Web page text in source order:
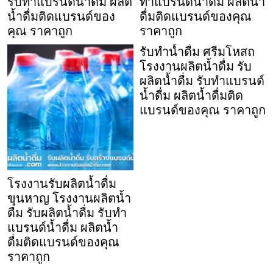
น้ำดื่มติดแบรนด์ของ
คุณ ราคาถูก
ดื่มติดแบรนด์ของคุณ
ราคาถูก
โรงงานรับผลิตน้ำดื่ม
ขุนหาญ โรงงานผลิตน้ำ
ดื่ม รับผลิตน้ำดื่ม รับทำ
แบรนด์น้ำดื่ม ผลิตน้ำ
ดื่มติดแบรนด์ของคุณ
ราคาถูก
รับทำน้ำดื่ม ศรีมโหสถ
โรงงานผลิตน้ำดื่ม รับ
ผลิตน้ำดื่ม รับทำแบรนด์
น้ำดื่ม ผลิตน้ำดื่มติด
แบรนด์ของคุณ ราคาถูก